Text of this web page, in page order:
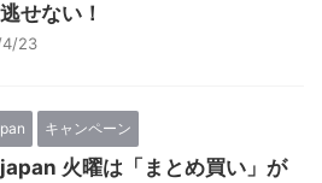
せない！
23
キャンペーン
火曜は「まとめ買い」が